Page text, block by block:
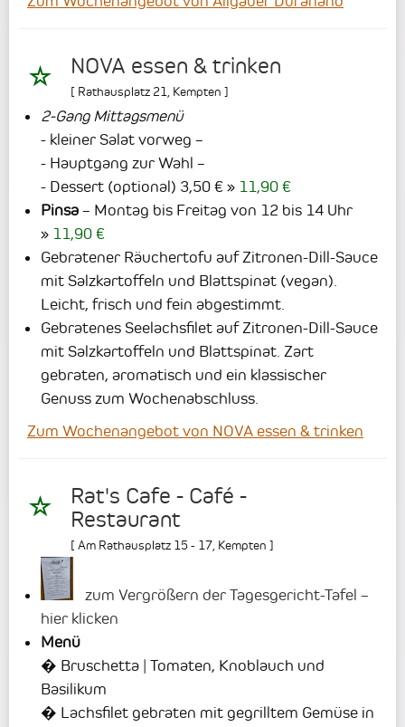
NOVA essen & trinken
[ Rathausplatz 21 Kempten ]
2-Gang Mittagsmenü
- kleiner Salat vorweg –
- Hauptgang zur Wahl –
- Dessert (optional) 3,50 €
11,90 €
Pinsa – Montag bis Freitag von 12 bis 14 Uhr
11,90 €
Gebratener Räuchertofu auf Zitronen-Dill-Sauce
mit Salzkartoffeln und Blattspinat (vegan).
Leicht, frisch und fein abgestimmt.
Gebratenes Seelachsfilet auf Zitronen-Dill-Sauce
mit Salzkartoffeln und Blattspinat. Zart
gebraten, aromatisch und ein klassischer
Genuss zum Wochenabschluss.
Zum Wochenangebot von NOVA essen & trinken
Rat's Cafe - Café -
Restaurant
[ Am Rathausplatz 15 - 17 Kempten ]
zum Vergrößern der Tagesgericht-Tafel –
hier klicken
Menü
� Bruschetta | Tomaten, Knoblauch und
Basilikum
� Lachsfilet gebraten mit gegrilltem Gemüse in